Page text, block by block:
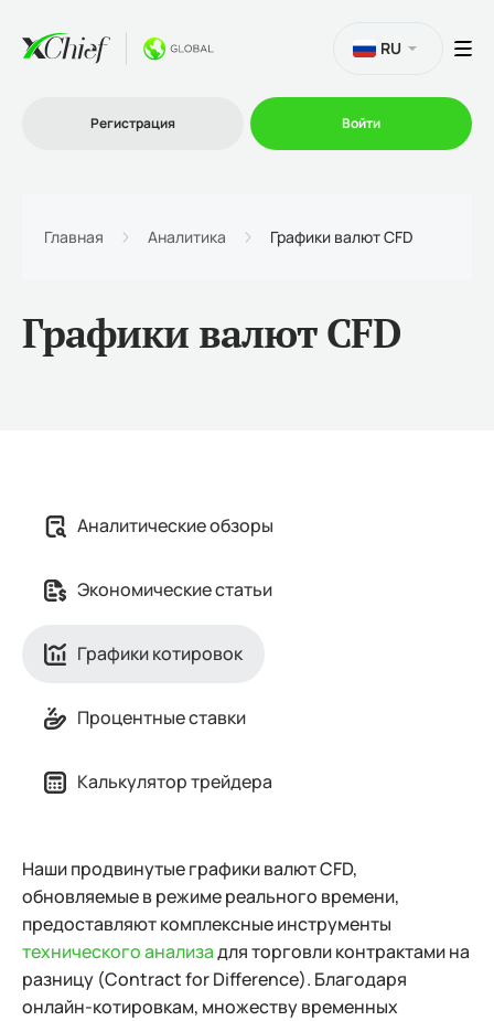
Промо
RU
Регистрация Войти
Главная Аналитика Графики валют CFD
Графики валют CFD
Аналитические обзоры
Экономические статьи
Графики котировок
Процентные ставки
Калькулятор трейдера
Наши продвинутые графики валют CFD,
обновляемые в режиме реального времени,
предоставляют комплексные инструменты
технического анализадля торговли контрактами на
разницу (Contract for Difference). Благодаря
онлайн-котировкам, множеству временных